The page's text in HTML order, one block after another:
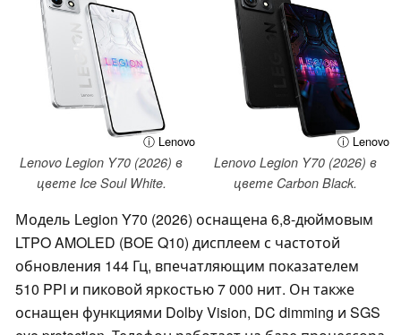
ⓘ Lenovo
Lenovo Legion Y70 (2026) в
цвете Ice Soul White.
ⓘ Lenovo
Lenovo Legion Y70 (2026) в
цвете Carbon Black.
Модель Legion Y70 (2026) оснащена 6,8-дюймовым
LTPO AMOLED (BOE Q10) дисплеем с частотой
обновления 144 Гц, впечатляющим показателем
510 PPI и пиковой яркостью 7 000 нит. Он также
оснащен функциями Dolby Vision, DC dimming и SGS